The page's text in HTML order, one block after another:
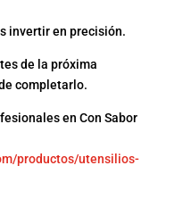
invertir en precisión.
de la próxima
completarlo.
en Con Sabor
productos/utensilios-